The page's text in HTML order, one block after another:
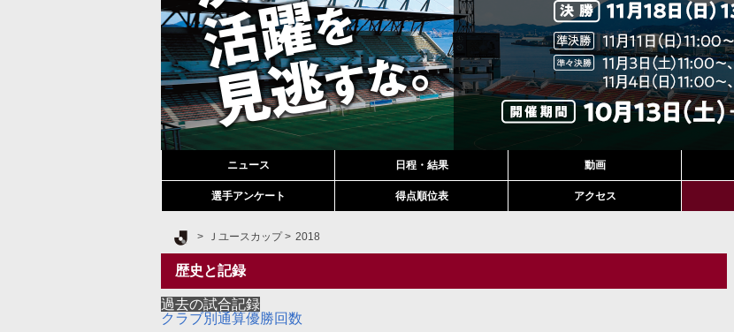
ニュース 日程・結果 動画
選手アンケート 得点順位表 アクセス
Ｊリーグ TOP
Ｊユースカップ 2018
歴史と記録
過去の試合記録
クラブ別通算優勝回数